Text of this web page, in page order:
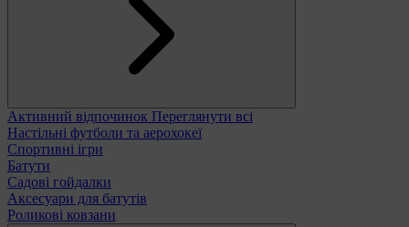
Активний відпочинок Переглянути всі
Настільні футболи та аерохокеї
Спортивні ігри
Батути
Садові гойдалки
Аксесуари для батутів
Роликові ковзани